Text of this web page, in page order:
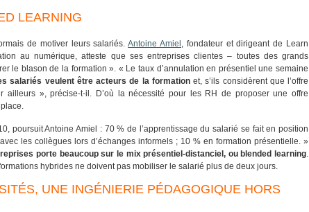
LEARNING
de motiver leurs salariés.Antoine Amiel , fondateur et dirigeant de Learn
au numérique, atteste que ses entreprises clientes – toutes des grands
le blason de la formation ». « Le taux d’annulation en présentiel une semaine
salariés veulent être acteurs de la formationet, s’ils considèrent que l’offre
ailleurs », précise-t-il. D’où la nécessité pour les RH de proposer une offre
poursuit Antoine Amiel : 70 % de l’apprentissage du salarié se fait en position
les collègues lors d’échanges informels ; 10 % en formation présentielle. »
porte beaucoup sur le mix présentiel-distanciel, ou blended learning.
hybrides ne doivent pas mobiliser le salarié plus de deux jours.
UNE INGÉNIERIE PÉDAGOGIQUE HORS